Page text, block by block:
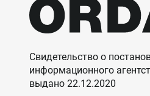
Свидетельство о
информационного
выдано 22.12.2020